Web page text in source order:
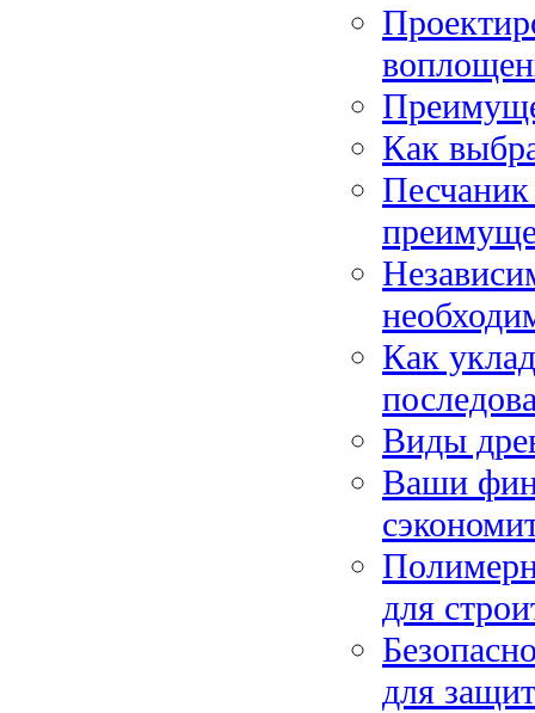
Как
Как
Виды
Ваши
для
для